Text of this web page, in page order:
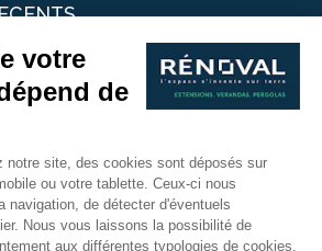
design
véranda
Véranda Extension Suisse | 26-27 Juin
véranda sur mesure